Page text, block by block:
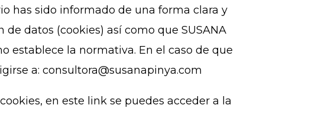
has sido informado de una forma clara y
de datos (cookies) así como queSUSANA
establece la normativa. En el caso de que
a: consultora@susanapinya.com
en este link se puedes acceder a la